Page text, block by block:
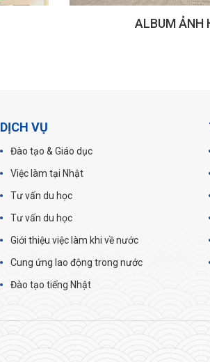
ALBUM ẢNH
DỊCH VỤ
Đào tạo & Giáo dục
Việc làm tại Nhật
Tư vấn du học
Tư vấn du học
Giới thiệu việc làm khi về nước
Cung ứng lao động trong nước
Đào tạo tiếng Nhật